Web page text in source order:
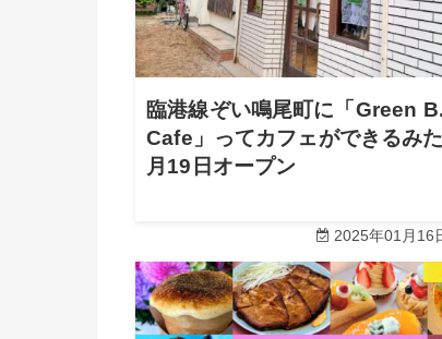
臨港線ぞい鳴尾町に「Green B.
Cafe」ってカフェができるみ
月19日オープン
2025年01月16